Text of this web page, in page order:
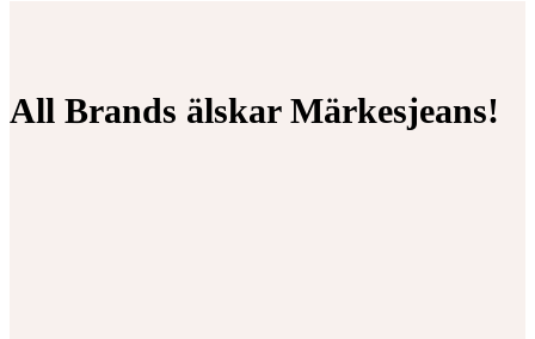
All Brands älskar Märkesjeans!